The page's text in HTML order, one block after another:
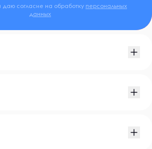
даю согласие на обработку персональных
данных